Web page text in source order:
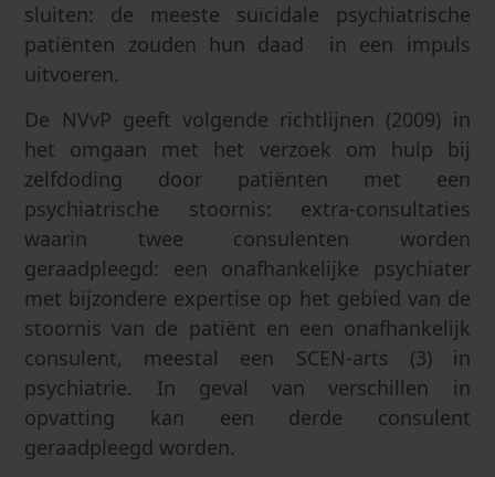
sluiten: de meeste suïcidale psychiatrische
patiënten zouden hun daad in een impuls
uitvoeren.
De NVvP geeft volgende richtlijnen (2009) in
het omgaan met het verzoek om hulp bij
zelfdoding door patiënten met een
psychiatrische stoornis: extra-consultaties
waarin twee consulenten worden
geraadpleegd: een onafhankelijke psychiater
met bijzondere expertise op het gebied van de
stoornis van de patiënt en een onafhankelijk
consulent, meestal een SCEN-arts (3) in
psychiatrie. In geval van verschillen in
opvatting kan een derde consulent
geraadpleegd worden.